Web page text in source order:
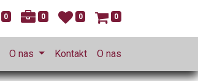
0 0 0 0
O nas Kontakt O nas